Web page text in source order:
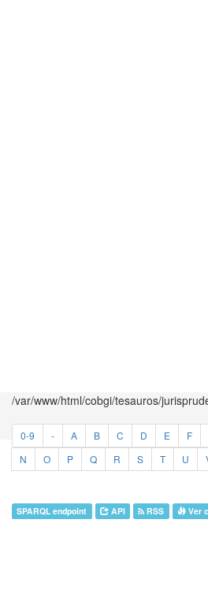
/var/www/html/cobgi/tesauros/
0-9 - A B C D E F
N
O P Q R S T U
SPARQL endpoint API RSS Ver